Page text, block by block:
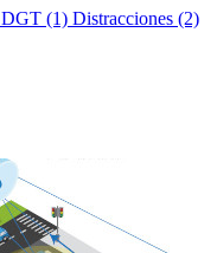
DGT (1) Distracciones (2)